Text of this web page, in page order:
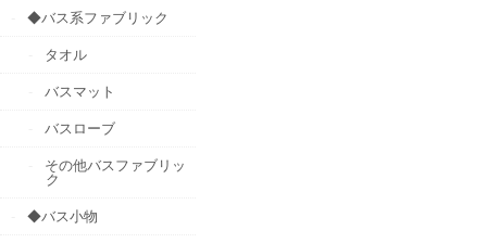
◆バス系ファブリック
タオル
バスマット
バスローブ
その他バスファブリッ
ク
◆バス小物